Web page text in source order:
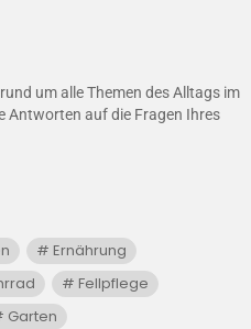
um alle Themen des Alltags im
Antworten auf die Fragen Ihres
Ernährung
Fellpflege
Garten